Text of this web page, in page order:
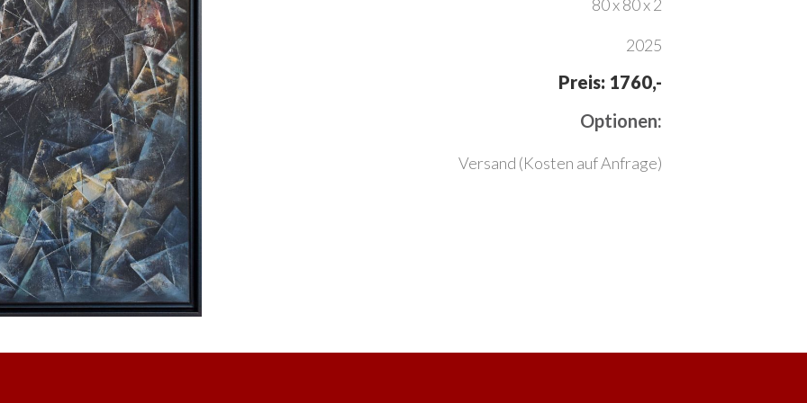
80 x 80 x 2
2025
Preis: 1760,-
Optionen:
Versand (Kosten auf Anfrage)